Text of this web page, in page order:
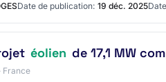
Date de publication: 19 déc. 2025
éolien de 17,1 MW
France